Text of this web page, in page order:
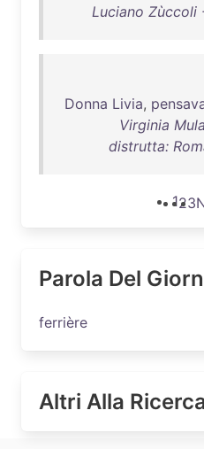
Luciano Zùccoli
Donna Livia,
Virginia
distrutta:
123
Parola Del
ferrière
Altri Alla